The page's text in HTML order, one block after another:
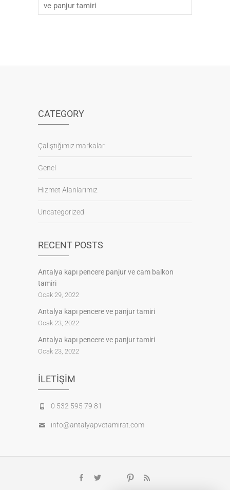
ve panjur tamiri
CATEGORY
Çalıştığımız markalar
Genel
Hizmet Alanlarımız
Uncategorized
RECENT POSTS
Antalya kapı pencere panjur ve cam balkon
tamiri
Ocak 29, 2022
Antalya kapı pencere ve panjur tamiri
Ocak 23, 2022
Antalya kapı pencere ve panjur tamiri
Ocak 23, 2022
İLETIŞIM
0 532 595 79 81
info@antalyapvctamirat.com
Facebook
TwitterGooglePinterest